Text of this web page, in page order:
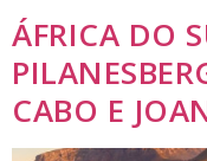
ÁFRICA DO
CABO E